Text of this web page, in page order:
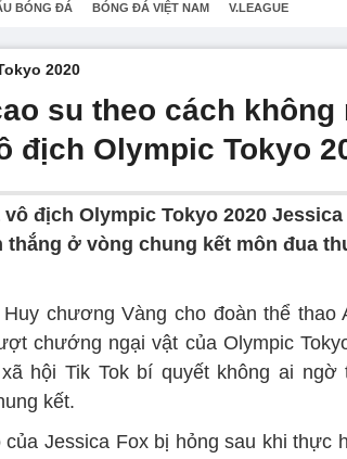
BÓNG ĐÁ BÓNG ĐÁ VIỆT NAM V.LEAGUE
2020
su theo cách
địch Olympic Tokyo
vô địch Olympic Tokyo 2020
thắng ở vòng chung kết môn đua
chương Vàng cho đoàn thể thao
chướng ngại vật của Olympic
hội Tik Tok bí quyết không ai ngờ
kết.
của Jessica Fox bị hỏng sau khi thực